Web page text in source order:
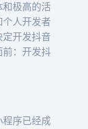
极高的活
人开发者
开发抖音
：开发抖
程序已经成